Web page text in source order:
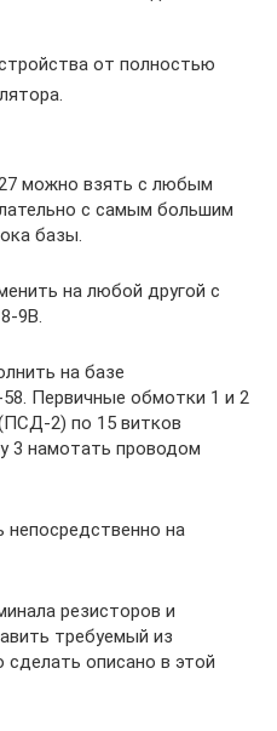
от полностью
можно взять с любым
с самым большим
базы.
на любой другой с
9В.
на базе
Первичные обмотки 1 и 2
2) по 15 витков
3 намотать проводом
непосредственно на
резисторов и
требуемый из
сделать описано в этой